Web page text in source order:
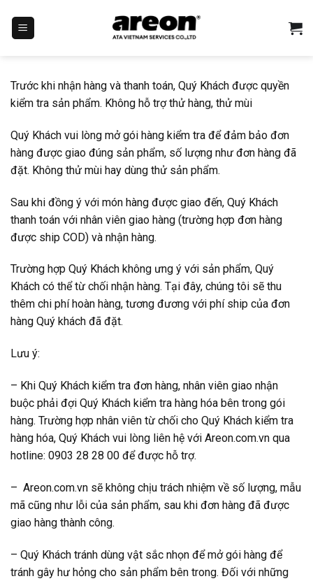
nội
Trước khi nhận hàng và thanh toán, Quý Khách được quyền
kiểm tra sản phẩm. Không hỗ trợ thử hàng, thử mùi
Quý Khách vui lòng mở gói hàng kiểm tra để đảm bảo đơn
hàng được giao đúng sản phẩm, số lượng như đơn hàng đã
đặt. Không thử mùi hay dùng thử sản phẩm.
Sau khi đồng ý với món hàng được giao đến, Quý Khách
thanh toán với nhân viên giao hàng (trường hợp đơn hàng
được ship COD) và nhận hàng.
Trường hợp Quý Khách không ưng ý với sản phẩm, Quý
Khách có thể từ chối nhận hàng. Tại đây, chúng tôi sẽ thu
thêm chi phí hoàn hàng, tương đương với phí ship của đơn
hàng Quý khách đã đặt.
Lưu ý:
– Khi Quý Khách kiểm tra đơn hàng, nhân viên giao nhận
buộc phải đợi Quý Khách kiểm tra hàng hóa bên trong gói
hàng. Trường hợp nhân viên từ chối cho Quý Khách kiểm tra
hàng hóa, Quý Khách vui lòng liên hệ với Areon.com.vn qua
hotline: 0903 28 28 00 để được hỗ trợ.
– Areon.com.vn sẽ không chịu trách nhiệm về số lượng, mẫu
mã cũng như lỗi của sản phẩm, sau khi đơn hàng đã được
giao hàng thành công.
– Quý Khách tránh dùng vật sắc nhọn để mở gói hàng để
tránh gây hư hỏng cho sản phẩm bên trong. Đối với những